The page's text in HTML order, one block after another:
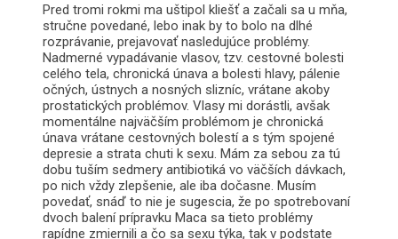
Pred tromi rokmi ma uštipol kliešť a začali sa u mňa,
stručne povedané, lebo inak by to bolo na dlhé
rozprávanie, prejavovať nasledujúce problémy.
Nadmerné vypadávanie vlasov, tzv. cestovné bolesti
celého tela, chronická únava a bolesti hlavy, pálenie
očných, ústnych a nosných slizníc, vrátane akoby
prostatických problémov. Vlasy mi dorástli, avšak
momentálne najväčším problémom je chronická
únava vrátane cestovných bolestí a s tým spojené
depresie a strata chuti k sexu. Mám za sebou za tú
dobu tuším sedmery antibiotiká vo väčších dávkach,
po nich vždy zlepšenie, ale iba dočasne. Musím
povedať, snáď to nie je sugescia, že po spotrebovaní
dvoch balení prípravku Maca sa tieto problémy
rapídne zmiernili a čo sa sexu týka, tak v podstate